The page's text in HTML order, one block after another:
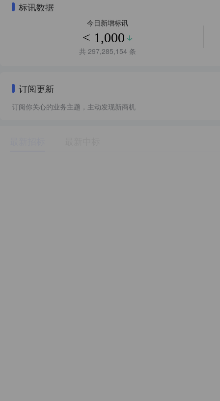
标讯数据
今日新增标讯
< 1,000
共 297,285,154 条
订阅更新
订阅你关心的业务主题，主动发现新商机